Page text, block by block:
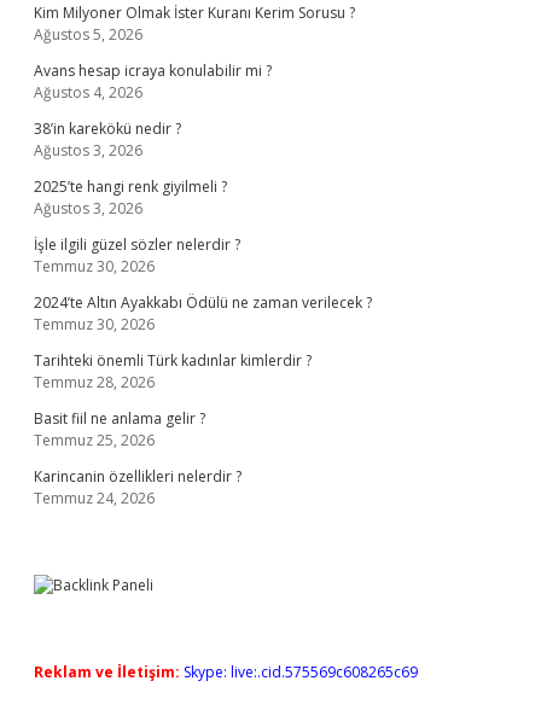
Kim Milyoner Olmak İster Kuranı Kerim Sorusu ?
Ağustos 5, 2026
Avans hesap icraya konulabilir mi ?
Ağustos 4, 2026
38’in karekökü nedir ?
Ağustos 3, 2026
2025’te hangi renk giyilmeli ?
Ağustos 3, 2026
İşle ilgili güzel sözler nelerdir ?
Temmuz 30, 2026
2024’te Altın Ayakkabı Ödülü ne zaman verilecek ?
Temmuz 30, 2026
Tarihteki önemli Türk kadınlar kimlerdir ?
Temmuz 28, 2026
Basit fiil ne anlama gelir ?
Temmuz 25, 2026
Karincanin özellikleri nelerdir ?
Temmuz 24, 2026
Reklam ve İletişim: Skype: live:.cid.575569c608265c69